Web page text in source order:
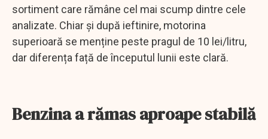
sortiment care rămâne cel mai scump dintre cele
analizate. Chiar și după ieftinire, motorina
superioară se menține peste pragul de 10 lei/litru,
dar diferența față de începutul lunii este clară.
Benzina a rămas aproape stabilă